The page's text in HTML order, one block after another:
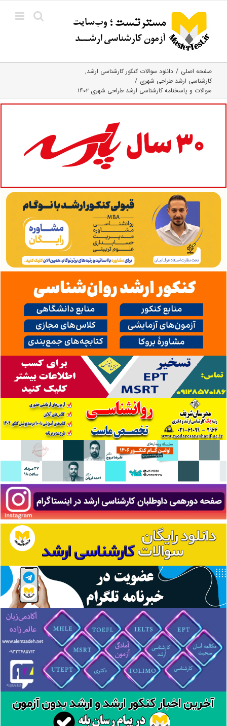
content
صفحه اصلی
دانلود سوالات کنکور کارشناسی ارشد
کارشناسی ارشد طراحی شهری
سوالات و پاسخنامه کارشناسی ارشد طراحی شهری ۱۴۰۲